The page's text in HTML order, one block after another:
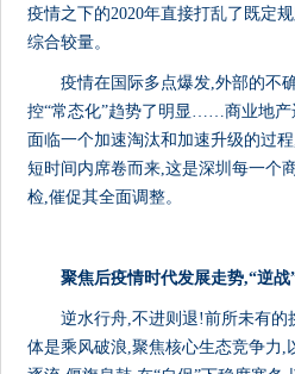
疫情之下的2020年直接打乱了既定
综合较量。
疫情在国际多点爆发,外部的不
控“常态化”趋势了明显……商业地产
面临一个加速淘汰和加速升级的过
短时间内席卷而来,这是深圳每一个
检,催促其全面调整。
聚焦后疫情时代发展走势,“逆
逆水行舟,不进则退!前所未有的
体是乘风破浪,聚焦核心生态竞争力,